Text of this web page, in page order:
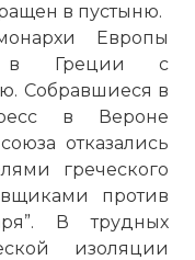
в пустыню.
Европы
в Греции с
Собравшиеся в
в Вероне
отказались
греческого
против
В трудных
изоляции